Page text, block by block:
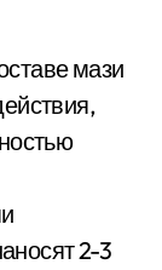
мази
2-3